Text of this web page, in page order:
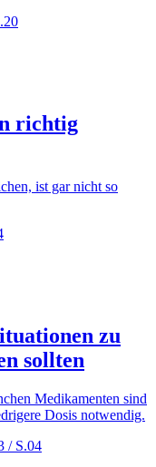
richtig
ist gar nicht so
zu
sollten
Medikamenten sind
Dosis notwendig.
/ S.04